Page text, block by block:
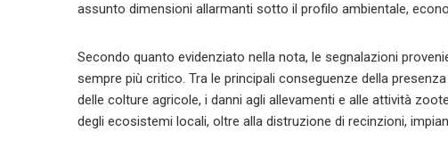
assunto dimensioni allarmanti sotto il profilo ambientale,
Secondo quanto evidenziato nella nota, le segnalazioni
sempre più critico. Tra le principali conseguenze della
delle colture agricole, i danni agli allevamenti e alle attività
degli ecosistemi locali, oltre alla distruzione di recinzioni,